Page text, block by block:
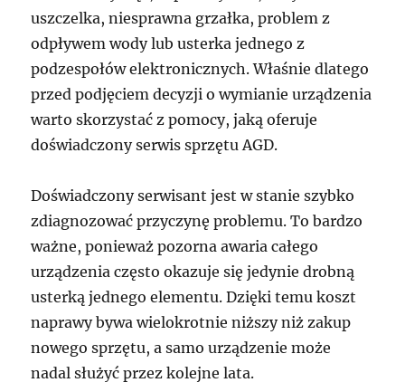
uszczelka, niesprawna grzałka, problem z
odpływem wody lub usterka jednego z
podzespołów elektronicznych. Właśnie dlatego
przed podjęciem decyzji o wymianie urządzenia
warto skorzystać z pomocy, jaką oferuje
doświadczony serwis sprzętu AGD.
Doświadczony serwisant jest w stanie szybko
zdiagnozować przyczynę problemu. To bardzo
ważne, ponieważ pozorna awaria całego
urządzenia często okazuje się jedynie drobną
usterką jednego elementu. Dzięki temu koszt
naprawy bywa wielokrotnie niższy niż zakup
nowego sprzętu, a samo urządzenie może
nadal służyć przez kolejne lata.